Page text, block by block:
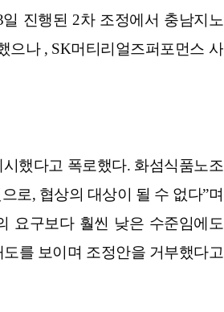
진행된 2차 조정에서 충남지노
으나 , SK머티리얼즈퍼포먼스 사
했다고 폭로했다. 화섬식품노조
로, 협상의 대상이 될 수 없다”며
요구보다 훨씬 낮은 수준임에도
를 보이며 조정안을 거부했다고